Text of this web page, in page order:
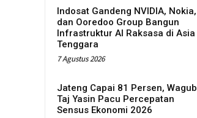
Indosat Gandeng NVIDIA, Nokia,
dan Ooredoo Group Bangun
Infrastruktur AI Raksasa di Asia
Tenggara
7 Agustus 2026
Jateng Capai 81 Persen, Wagub
Taj Yasin Pacu Percepatan
Sensus Ekonomi 2026